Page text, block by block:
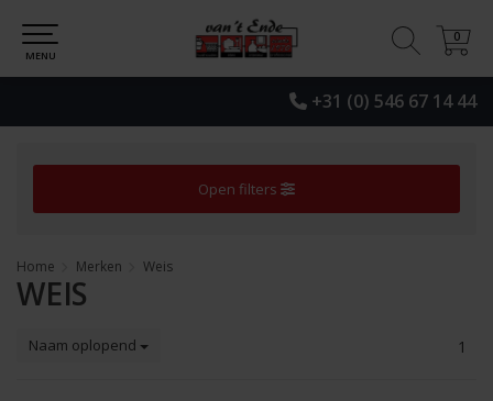
+31 (0) 546 67 14 44
0
0
MENU
Open filters
Home Merken Weis
WEIS
Naam oplopend 1